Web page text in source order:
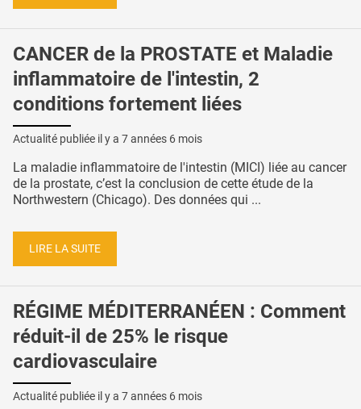
CANCER de la PROSTATE et Maladie
inflammatoire de l'intestin, 2
conditions fortement liées
Actualité publiée il y a 7 années 6 mois
La maladie inflammatoire de l'intestin (MICI) liée au cancer
de la prostate, c’est la conclusion de cette étude de la
Northwestern (Chicago). Des données qui ...
LIRE LA SUITE
RÉGIME MÉDITERRANÉEN : Comment
réduit-il de 25% le risque
cardiovasculaire
Actualité publiée il y a 7 années 6 mois